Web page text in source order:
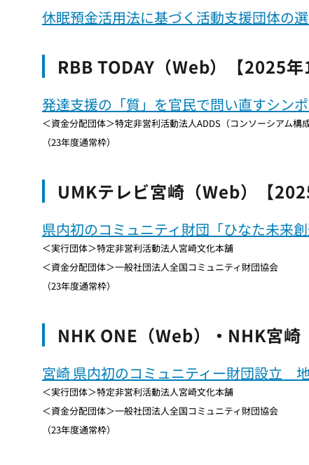
休眠預金活用法に基づく活動支援団体の
RBB TODAY（Web）【2025年
発達支援の「質」を官民で問い直すシン
＜資金分配団体＞特定非営利活動法人ADDS（コンソーシアム構
（23年度通常枠）
UMKテレビ宮崎（Web）【
県内初のコミュニティ財団「ひなた未
＜実行団体＞特定非営利活動法人宮崎文化本舗
＜資金分配団体＞一般社団法人全国コミュニティ財団協会
（23年度通常枠）
NHK ONE（Web）・NHK宮崎
宮崎 県内初のコミュニティー財団設立
＜実行団体＞特定非営利活動法人宮崎文化本舗
＜資金分配団体＞一般社団法人全国コミュニティ財団協会
（23年度通常枠）